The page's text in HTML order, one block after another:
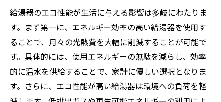
環境負荷を軽減する給湯器選びの視点
給湯器のエネルギー効率がもたらすコスト
効果
埼玉県でのエネルギー効率向上の取り組み
地球温暖化防止と給湯器選びの関係性
給湯器のエコ性能が生活に与える影響は多岐にわたりま
す。まず第一に、エネルギー効率の高い給湯器を使用す
ることで、月々の光熱費を大幅に削減することが可能で
す。具体的には、使用エネルギーの無駄を減らし、効率
的に温水を供給することで、家計に優しい選択となりま
す。さらに、エコ性能が高い給湯器は環境への負荷を軽